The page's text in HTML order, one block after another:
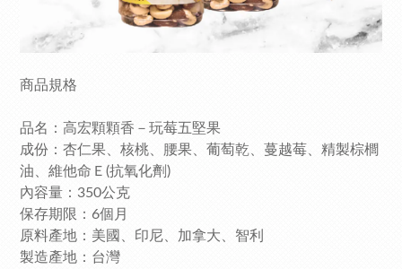
商品規格
品名：高宏顆顆香－玩莓五堅果
成份：杏仁果、核桃、腰果、葡萄乾、蔓越莓、精製棕櫚
油、維他命Ｅ(抗氧化劑)
內容量：350公克
保存期限：6個月
原料產地：美國、印尼、加拿大、智利
製造產地：台灣